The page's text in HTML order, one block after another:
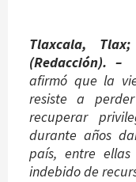
Tlaxcala,
(Redacción).
afirmó que la
resiste a
recuperar
durante años
país, entre
indebido de